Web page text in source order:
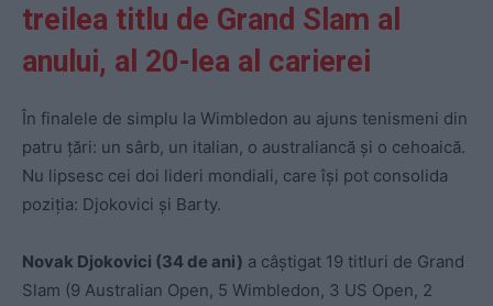
treilea titlu de Grand Slam al
anului, al 20-lea al carierei
În finalele de simplu la Wimbledon au ajuns tenismeni din
patru țări: un sârb, un italian, o australiancă și o cehoaică.
Nu lipsesc cei doi lideri mondiali, care își pot consolida
poziția: Djokovici și Barty.
Novak Djokovici (34 de ani) a câștigat 19 titluri de Grand
Slam (9 Australian Open, 5 Wimbledon, 3 US Open, 2